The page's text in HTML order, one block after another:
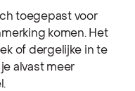
toegepast voor
komen. Het
of dergelijke in te
alvast meer